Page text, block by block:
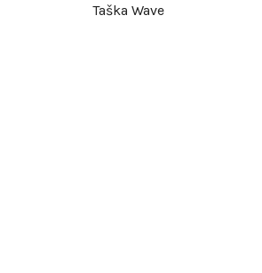
Taška Wave